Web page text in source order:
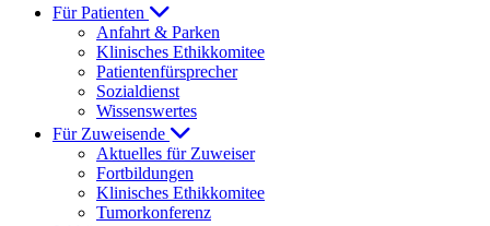
Für Patienten
Anfahrt & Parken
Klinisches Ethikkomitee
Patientenfürsprecher
Sozialdienst
Wissenswertes
Für Zuweisende
Aktuelles für Zuweiser
Fortbildungen
Klinisches Ethikkomitee
Tumorkonferenz